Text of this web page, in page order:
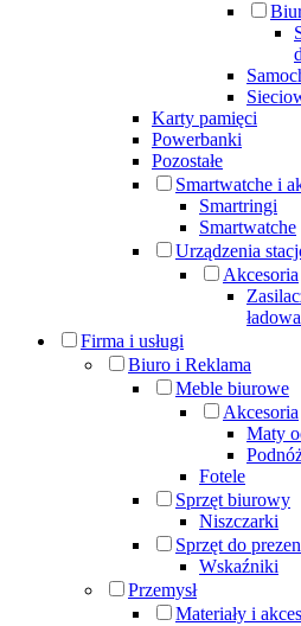
Karty pamięci
Powerbanki
Pozostałe
Smartwatche i
Smartringi
Smartwatche
Urządzenia
Akcesoria
Firma i usługi
Biuro i Reklama
Meble biurowe
Akcesoria
Maty
Fotele
Sprzęt biurowy
Niszczarki
Sprzęt do
Wskaźniki
Przemysł
Materiały i